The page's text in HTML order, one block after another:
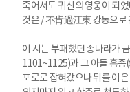
죽어서도 귀신의 영웅이 되
것은 / 不肯過江東 강동으로
이 시는 부패했던 송나라가
1101~1125)과 그 아들 흠종
포로로 잡혀갔으나 뒤를 이